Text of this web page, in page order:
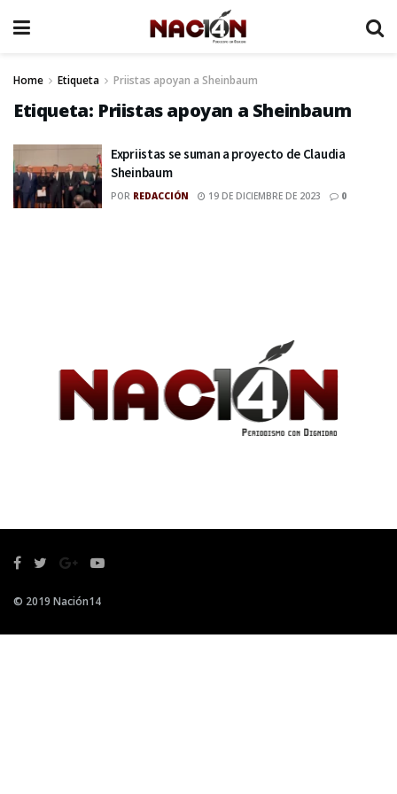
Home Etiqueta Priistas apoyan a Sheinbaum
Etiqueta: Priistas apoyan a Sheinbaum
Expriistas se suman a proyecto de Claudia
Sheinbaum
POR REDACCIÓN 19 DE DICIEMBRE DE 2023 0
© 2019 Nación14